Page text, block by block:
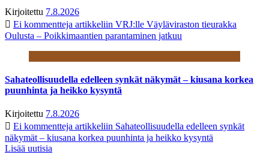
Kirjoitettu 7.8.2026
Ei kommentteja artikkeliin VRJ:lle Väyläviraston tieurakka
Oulusta – Poikkimaantien parantaminen jatkuu
Sahateollisuudella edelleen synkät näkymät – kiusana korkea
puunhinta ja heikko kysyntä
Kirjoitettu 7.8.2026
Ei kommentteja artikkeliin Sahateollisuudella edelleen synkät
näkymät – kiusana korkea puunhinta ja heikko kysyntä
Lisää uutisia